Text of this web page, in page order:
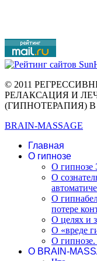
© 2011
РЕЛАКСАЦИЯ И
(ГИПНОТЕРАПИЯ)
BRAIN-MASSAGE
Главная
О гипнозе
О гипнозе
О
О
потере
О целях и
О «вреде
О
О BRAIN-